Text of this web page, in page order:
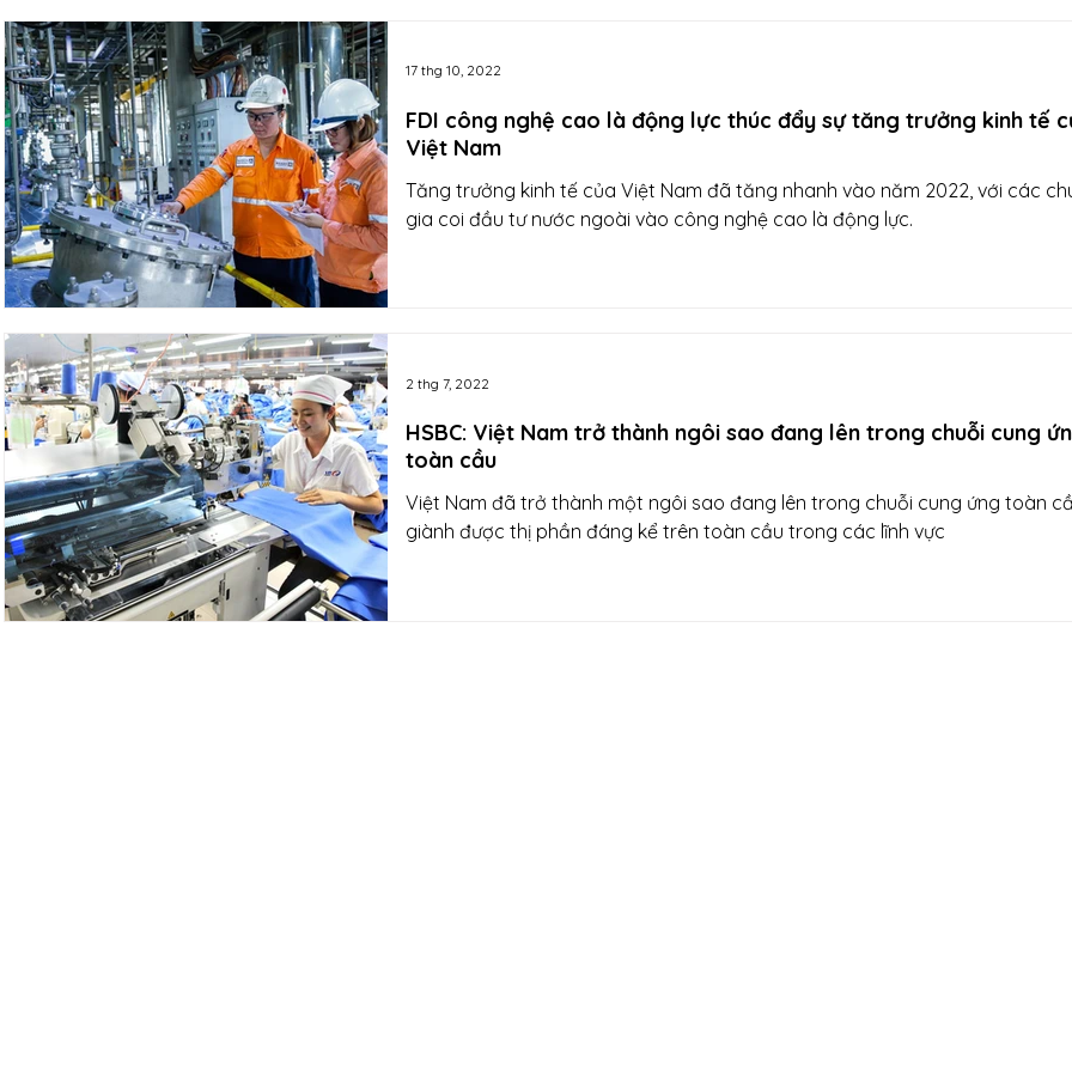
FDI công nghệ cao là động lực thúc đẩy sự tăng trưởng kinh tế
Việt Nam
Tăng trưởng kinh tế của Việt Nam đã tăng nhanh vào năm 2022, với các
gia coi đầu tư nước ngoài vào công nghệ cao là động lực.
17 thg 10, 2022
HSBC: Việt Nam trở thành ngôi sao đang lên trong chuỗi cung
toàn cầu
Việt Nam đã trở thành một ngôi sao đang lên trong chuỗi cung ứng toàn
giành được thị phần đáng kể trên toàn cầu trong các lĩnh vực
2 thg 7, 2022